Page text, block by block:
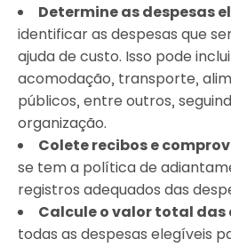
Determine as despesas
identificar as despesas que
ajuda de custo. Isso pode
acomodação, transporte,
públicos, entre outros,
organização.
Colete recibos e
se tem a política de
registros adequados das
Calcule o valor total das
todas as despesas elegíveis